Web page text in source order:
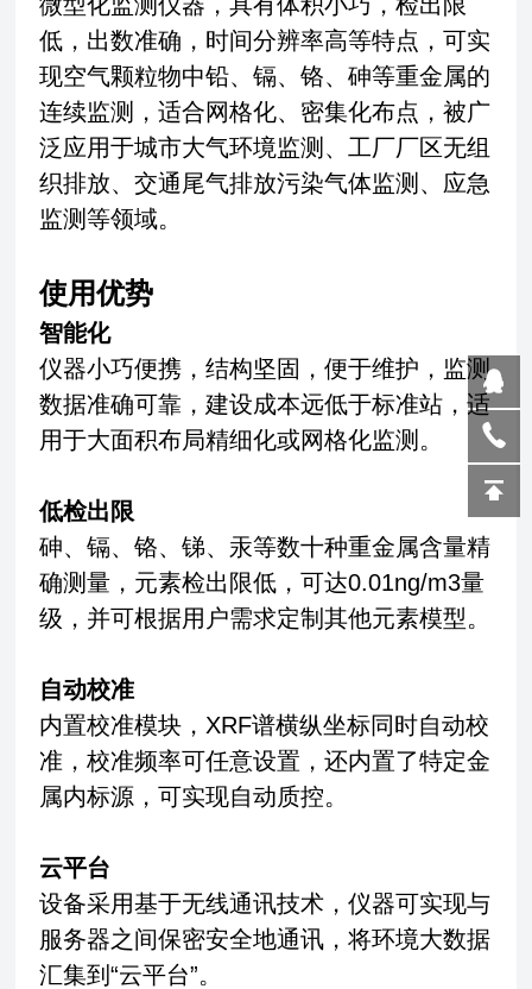
低，出数准确，时间分辨率高等特点，可实
现空气颗粒物中铅、镉、铬、砷等重金属的
连续监测，适合网格化、密集化布点，被广
泛应用于城市大气环境监测、工厂厂区无组
织排放、交通尾气排放污染气体监测、应急
监测等领域。
使用优势
智能化
仪器小巧便携，结构坚固，便于维护，监测
数据准确可靠，建设成本远低于标准站，适
用于大面积布局精细化或网格化监测。
低检出限
砷、镉、铬、锑、汞等数十种重金属含量精
确测量，元素检出限低，可达0.01ng/m3量
级，并可根据用户需求定制其他元素模型。
自动校准
内置校准模块，XRF谱横纵坐标同时自动校
准，校准频率可任意设置，还内置了特定金
属内标源，可实现自动质控。
云平台
设备采用基于无线通讯技术，仪器可实现与
服务器之间保密安全地通讯，将环境大数据
汇集到“云平台”。